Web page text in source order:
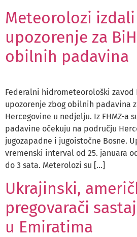
Meteorolozi
upozorenje za
obilnih padavina
Federalni hidrometeorološki zavod
upozorenje zbog obilnih padavina
Hercegovine u nedjelju. Iz FHMZ-a
padavine očekuju na području
jugozapadne i jugoistočne Bosne.
vremenski interval od 25. januara
do 3 sata. Meterolozi su […]
Ukrajinski,
pregovarači
u Emiratima